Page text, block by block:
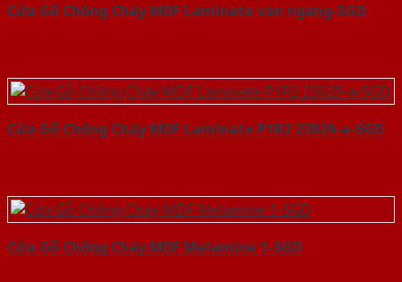
Cửa Gỗ Chống Cháy MDF Laminate van ngang-SGD
Cửa Gỗ Chống Cháy MDF Laminate P1R2 23029-a-SGD
Cửa Gỗ Chống Cháy MDF Melamine 1-SGD